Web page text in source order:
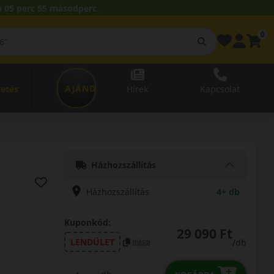
05 perc 54 másodperc.
AJÁNDÉKUTALVÁNY
Házhozszállítás
Házhozszállítás 4+ db
Kuponkód:
LENDÜLET
másol 29 090 Ft
/db